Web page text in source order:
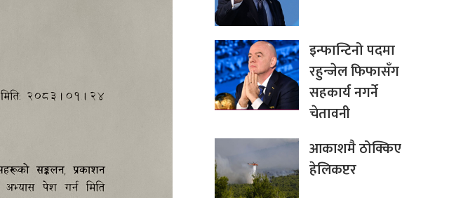
इन्फान्टिनो पदमा
रहुन्जेल फिफासँग
सहकार्य नगर्ने
चेतावनी
आकाशमै ठोक्किए
हेलिकप्टर